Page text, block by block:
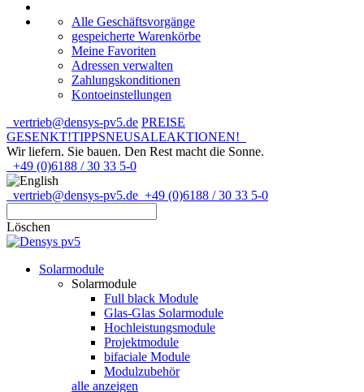
Alle Geschäftsvorgänge
gespeicherte Warenkörbe
Meine Favoriten
Adressen verwalten
Zahlungskonditionen
Kontoeinstellungen
vertrieb@densys-pv5.de PREISE
GESENKT!TIPPSNEUSALEAKTIONEN!
Wir liefern. Sie bauen. Den Rest macht die Sonne.
+49 (0)6188 / 30 33 5-0
vertrieb@densys-pv5.de +49 (0)6188 / 30 33 5-0
Löschen
Solarmodule
Solarmodule
Full black Module
Glas-Glas Solarmodule
Hochleistungsmodule
Projektmodule
bifaciale Module
Modulzubehör
alle anzeigen